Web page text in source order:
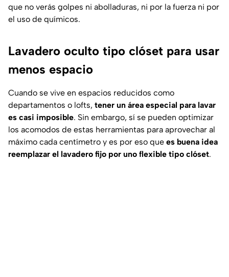
que no verás golpes ni abolladuras, ni por la fuerza ni por
el uso de químicos.
Lavadero oculto tipo clóset para usar
menos espacio
Cuando se vive en espacios reducidos como
departamentos o lofts, tener un área especial para lavar
es casi imposible. Sin embargo, sí se pueden optimizar
los acomodos de estas herramientas para aprovechar al
máximo cada centímetro y es por eso que es buena idea
reemplazar el lavadero fijo por uno flexible tipo clóset.